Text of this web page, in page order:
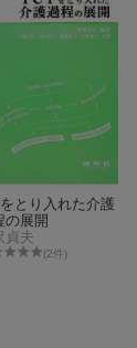
とり入れた介護
の展開
貞夫
(2件)